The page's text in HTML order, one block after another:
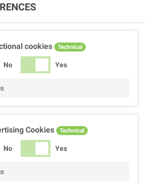
cookies Technical
No Yes
Cookies Technical
No Yes